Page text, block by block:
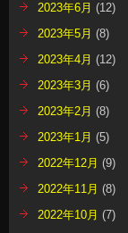
2023年6月 (12)
2023年5月 (8)
2023年4月 (12)
2023年3月 (6)
2023年2月 (8)
2023年1月 (5)
2022年12月 (9)
2022年11月 (8)
2022年10月 (7)